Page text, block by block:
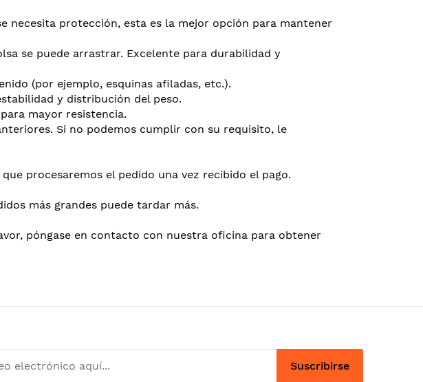
necesita protección, esta es la mejor opción para mantener
se puede arrastrar. Excelente para durabilidad y
(por ejemplo, esquinas afiladas, etc.).
y distribución del peso.
mayor resistencia.
Si no podemos cumplir con su requisito, le
procesaremos el pedido una vez recibido el pago.
más grandes puede tardar más.
póngase en contacto con nuestra oficina para obtener
Suscribirse